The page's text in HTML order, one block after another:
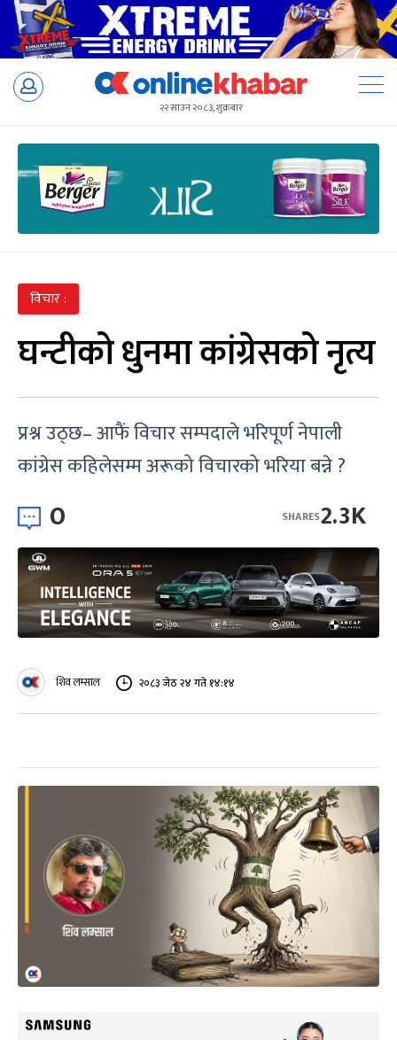
Skip
२२ साउन २०८३, शुक्रबार
विचार :
घन्टीको धुनमा कांग्रेसको नृत्य
प्रश्न उठ्छ– आफैं विचार सम्पदाले भरिपूर्ण नेपाली
कांग्रेस कहिलेसम्म अरूको विचारको भरिया बन्ने ?
0 2.3K
SHARES
शिव लम्साल २०८३ जेठ २४ गते १४:१४